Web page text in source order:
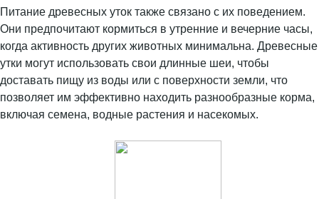
Питание древесных уток также связано с их поведением.
Они предпочитают кормиться в утренние и вечерние часы,
когда активность других животных минимальна. Древесные
утки могут использовать свои длинные шеи, чтобы
доставать пищу из воды или с поверхности земли, что
позволяет им эффективно находить разнообразные корма,
включая семена, водные растения и насекомых.